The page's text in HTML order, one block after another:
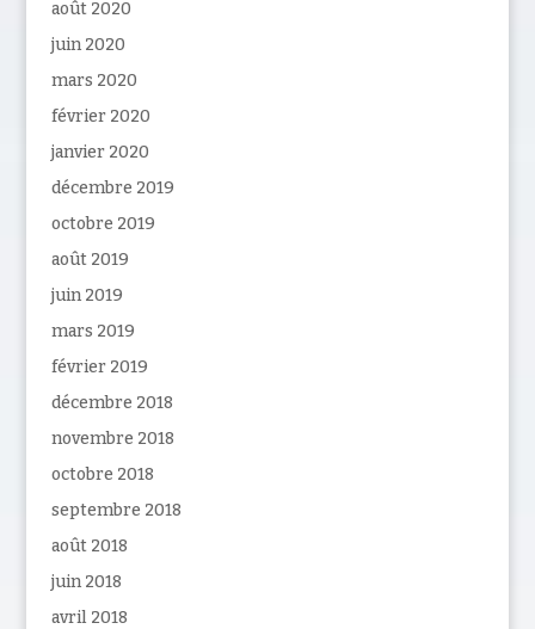
août 2020
juin 2020
mars 2020
février 2020
janvier 2020
décembre 2019
octobre 2019
août 2019
juin 2019
mars 2019
février 2019
décembre 2018
novembre 2018
octobre 2018
septembre 2018
août 2018
juin 2018
avril 2018